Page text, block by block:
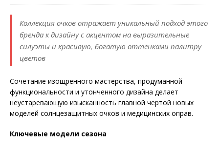
Коллекция очков отражает уникальный подход этого
бренда к дизайну с акцентом на выразительные
силуэты и красивую, богатую оттенками палитру
цветов
Сочетание изощренного мастерства, продуманной
функциональности и утонченного дизайна делает
неустаревающую изысканность главной чертой новых
моделей солнцезащитных очков и медицинских оправ.
Ключевые модели сезона